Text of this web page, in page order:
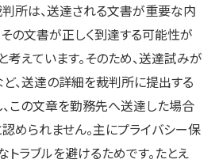
所は、送達される文書が重要な内
その文書が正しく到達する可能性が
考えています。そのため、送達試みが
、送達の詳細を裁判所に提出する
、この文章を勤務先へ送達した場合
められません。主にプライバシー保
ラブルを避けるためです。たとえ